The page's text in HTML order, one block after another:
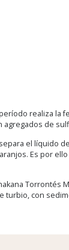
realiza la
agregados de
el líquido
Es por
Torrontés
turbio, con